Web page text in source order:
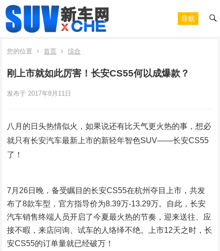
导航
您的位置 首页 综合
刚上市就如此厉害！长安CS55何以成爆款？
发布于 2017年8月11日
八月的日头热情似火，如果说还有比天气更火热的事，想必
就只有长安汽车最新上市的新轻年智色SUV——长安CS55
了！
7月26日晚，备受瞩目的长安CS55在杭州夺目上市，共发
布了8款车型，官方指导价为8.39万-13.29万。自此，长安
汽车销售终端人员开启了今夏最火热的节奏，迎来送往、应
接不暇，来店问询、试车的人络绎不绝。上市12天之时，长
安CS55的订单量就已经破万！